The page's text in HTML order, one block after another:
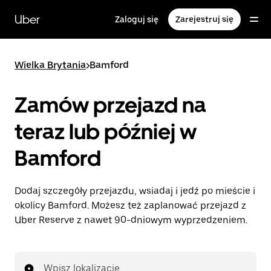
głównej
zawartości
Uber Zaloguj się Zarejestruj się
Wielka Brytania>Bamford
Zamów przejazd na
teraz lub później w
Bamford
Dodaj szczegóły przejazdu, wsiadaj i jedź po mieście i
okolicy Bamford. Możesz też zaplanować przejazd z
Uber Reserve z nawet 90-dniowym wyprzedzeniem.
Wpisz lokalizację